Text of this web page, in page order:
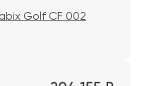
Golf CF 002